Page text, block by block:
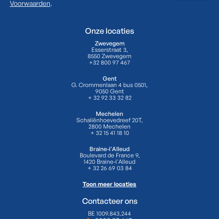
Voorwaarden.
Onze locaties
Zwevegem
Esserstraat 3,
8550 Zwevegem
+32 800 97 467
Gent
G. Crommenlaan 4 bus 0501,
9050 Gent
+ 32 92 33 32 82
Mechelen
Schaliënhoevedreef 20T,
2800 Mechelen
+ 32 15 41 18 10
Braine-l'Alleud
Boulevard de France 9,
1420 Braine-l'Alleud
+ 32 26 69 03 84
Toon meer locaties
Contacteer ons
BE 1009.843.244